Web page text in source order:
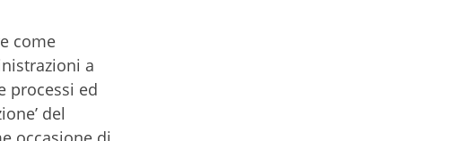
come
a
processi ed
del